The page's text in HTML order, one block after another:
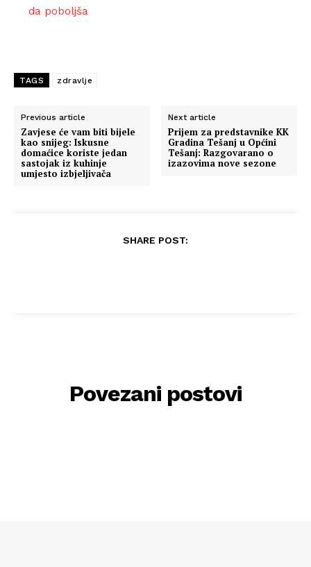
da poboljša
TAGS zdravlje
Previous article
Zavjese će vam biti bijele
kao snijeg: Iskusne
domaćice koriste jedan
sastojak iz kuhinje
umjesto izbjeljivača
Next article
Prijem za predstavnike KK
Gradina Tešanj u Općini
Tešanj: Razgovarano o
izazovima nove sezone
SHARE POST:
Povezani postovi